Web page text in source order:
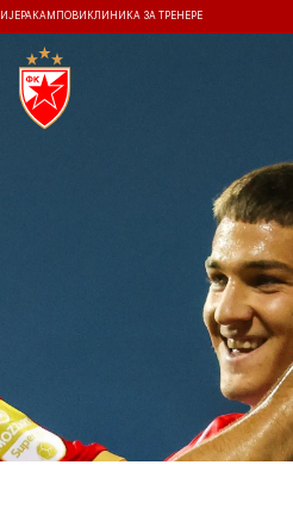
КАМПОВИ КЛИНИКА ЗА ТРЕНЕРЕ